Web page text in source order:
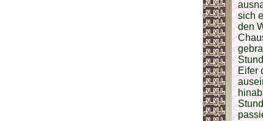
sich
den
Eifer